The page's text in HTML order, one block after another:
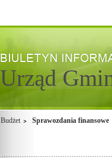
Urząd
Budżet Sprawozdania finansowe